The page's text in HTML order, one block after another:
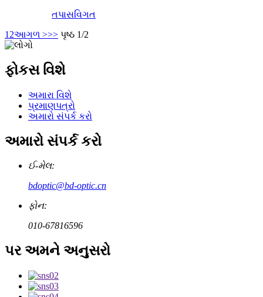
તપાસવિગત
1 2આગળ >>> પૃષ્ઠ 1/2
ફોકસ વિશે
અમારા વિશે
પ્રમાણપત્રો
અમારો સંપર્ક કરો
અમારો સંપર્ક કરો
ઈ-મેલ:
bdoptic@bd-optic.cn
ફોન:
010-67816596
પર અમને અનુસરો